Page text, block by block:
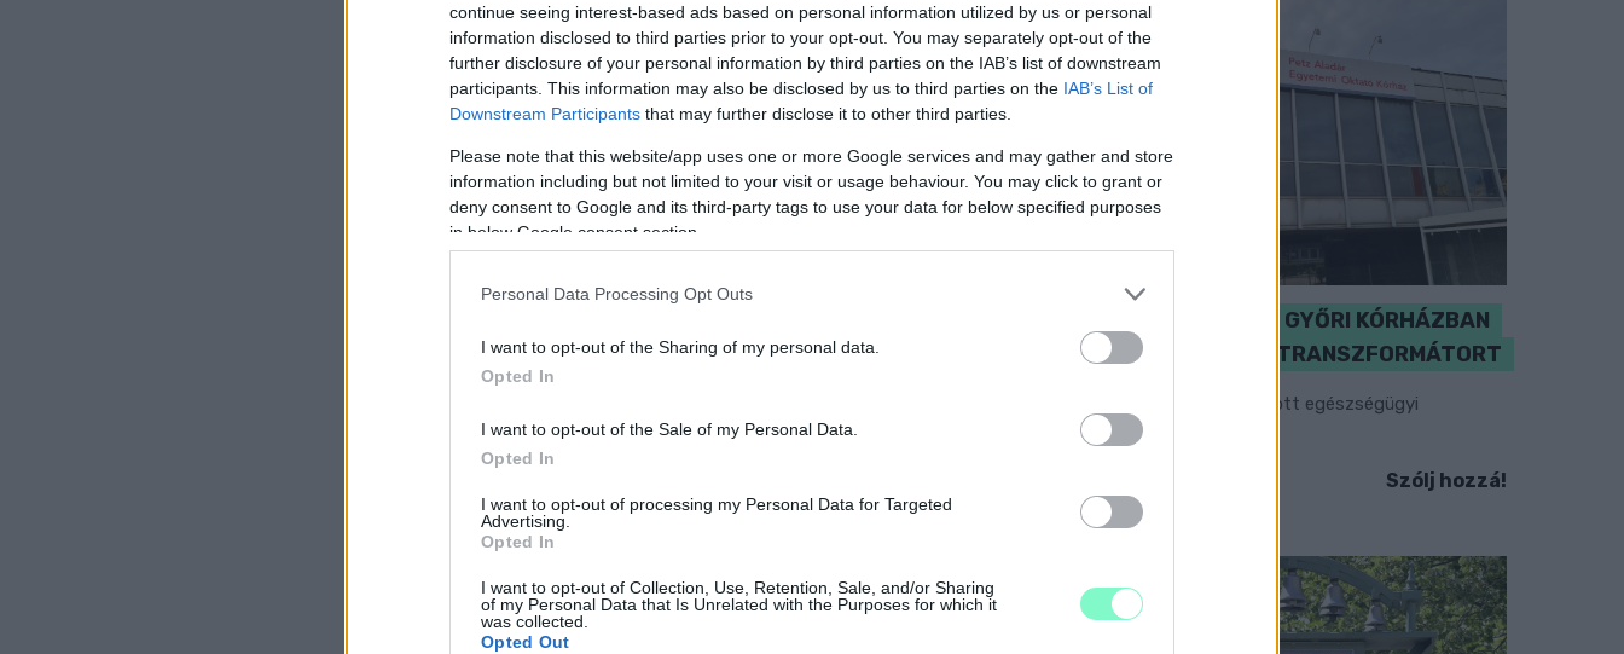
continue seeing interest-based ads based on personal information utilized by us or personal
information disclosed to third parties prior to your opt-out. You may separately opt-out of the
further disclosure of your personal information by third parties on the IAB’s list of downstream
participants. This information may also be disclosed by us to third parties on the IAB’s List of
Downstream Participants that may further disclose it to other third parties.
Please note that this website/app uses one or more Google services and may gather and store
information including but not limited to your visit or usage behaviour. You may click to grant or
deny consent to Google and its third-party tags to use your data for below specified purposes
in below Google consent section.
Personal Data Processing Opt Outs
I want to opt-out of the Sharing of my personal data.
Opted In
I want to opt-out of the Sale of my Personal Data.
Opted In
I want to opt-out of processing my Personal Data for Targeted
Advertising.
Opted In
I want to opt-out of Collection, Use, Retention, Sale, and/or Sharing
of my Personal Data that Is Unrelated with the Purposes for which it
was collected.
Opted Out
KICSERÉLTÉK A GYŐRI KÓRHÁZBAN
MEGHIBÁSODOTT TRANSZFORMÁTORT
Megkezdték az elhalasztott egészségügyi
ellátásokat.
Szólj hozzá!